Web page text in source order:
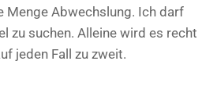
Menge Abwechslung. Ich darf
zu suchen. Alleine wird es recht
jeden Fall zu zweit.